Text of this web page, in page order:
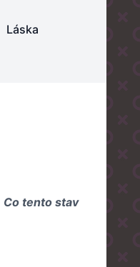
Láska
Co tento stav